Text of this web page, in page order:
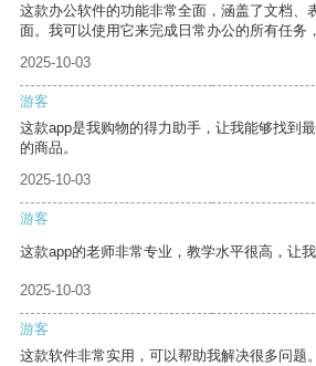
这款办公软件的功能非常全面，涵盖了文档、
面。我可以使用它来完成日常办公的所有任务
2025-10-03
游客
这款app是我购物的得力助手，让我能够找到
的商品。
2025-10-03
游客
这款app的老师非常专业，教学水平很高，让
2025-10-03
游客
这款软件非常实用，可以帮助我解决很多问题